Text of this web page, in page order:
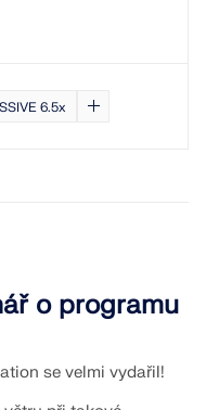
pomocí
6.5x
o programu
se velmi vydařil!